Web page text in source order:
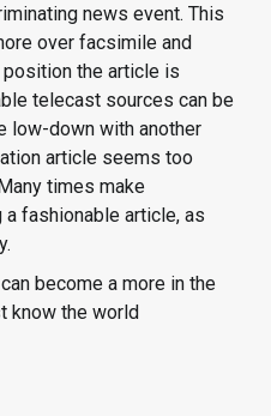
news event. This
over facsimile and
the article is
telecast sources can be
low-down with another
article seems too
times make
a fashionable article, as
become a more in the
know the world